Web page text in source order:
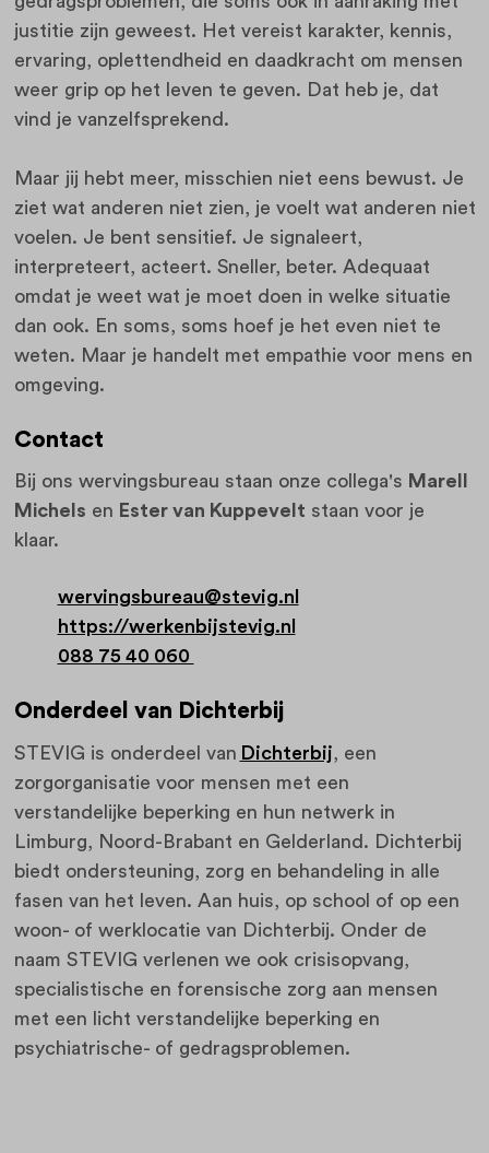
justitie zijn geweest. Het vereist karakter, kennis,
ervaring, oplettendheid en daadkracht om mensen
weer grip op het leven te geven. Dat heb je, dat
vind je vanzelfsprekend.
Maar jij hebt meer, misschien niet eens bewust. Je
ziet wat anderen niet zien, je voelt wat anderen niet
voelen. Je bent sensitief. Je signaleert,
interpreteert, acteert. Sneller, beter. Adequaat
omdat je weet wat je moet doen in welke situatie
dan ook. En soms, soms hoef je het even niet te
weten. Maar je handelt met empathie voor mens en
omgeving.
Contact
Bij ons wervingsbureau staan onze collega's Marell
Michels en Ester van Kuppevelt staan voor je
klaar.
wervingsbureau@stevig.nl
https://werkenbijstevig.nl
088 75 40 060
Onderdeel van Dichterbij
STEVIG is onderdeel van Dichterbij , een
zorgorganisatie voor mensen met een
verstandelijke beperking en hun netwerk in
Limburg, Noord-Brabant en Gelderland. Dichterbij
biedt ondersteuning, zorg en behandeling in alle
fasen van het leven. Aan huis, op school of op een
woon- of werklocatie van Dichterbij. Onder de
naam STEVIG verlenen we ook crisisopvang,
specialistische en forensische zorg aan mensen
met een licht verstandelijke beperking en
psychiatrische- of gedragsproblemen.